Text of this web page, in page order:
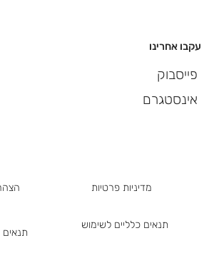
עקבו אחרינו
פייסבוק
אינסטגרם
מדיניות פרטיות
תנאים
תנאים כלליים לשימוש